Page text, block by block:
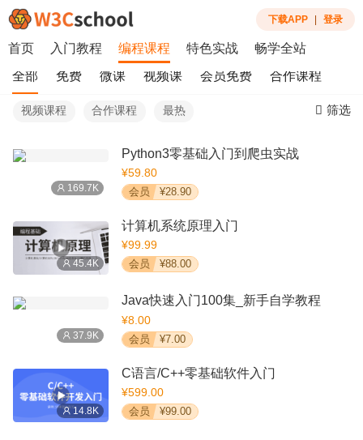
下载APP 登录
首页 入门教程 编程课程 特色实战 畅学全站
全部 免费 微课 视频课 会员免费 合作课程
视频课程 合作课程 最热 筛选
169.7K
Python3零基础入门到爬虫实战
¥59.80
会员 ¥28.90
45.4K
计算机系统原理入门
¥99.99
会员 ¥88.00
37.9K
Java快速入门100集_新手自学教程
¥8.00
会员 ¥7.00
14.8K
C语言/C++零基础软件入门
¥599.00
会员 ¥99.00